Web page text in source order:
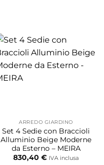
ARREDO GIARDINO
Set 4 Sedie con Braccioli
Alluminio Beige Moderne
da Esterno – MEIRA
830,40 € IVA inclusa